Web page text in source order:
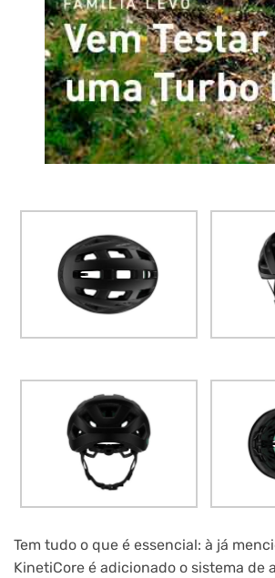
Tem tudo o que é essencial: à já
KinetiCore é adicionado o sistema de